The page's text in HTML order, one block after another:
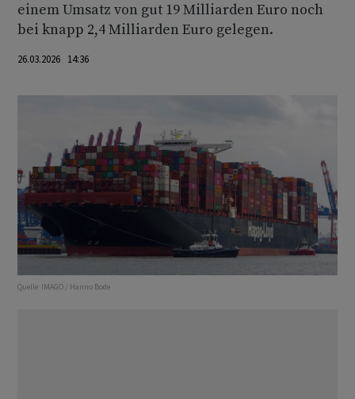
einem Umsatz von gut 19 Milliarden Euro noch
bei knapp 2,4 Milliarden Euro gelegen.
26.03.2026 14:36
Quelle: IMAGO / Hanno Bode